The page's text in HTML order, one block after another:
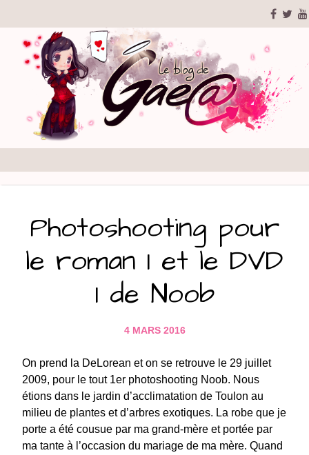
Photoshooting pour
le roman 1 et le DVD
1 de Noob
4 MARS 2016
On prend la DeLorean et on se retrouve le 29 juillet
2009, pour le tout 1er photoshooting Noob. Nous
étions dans le jardin d’acclimatation de Toulon au
milieu de plantes et d’arbres exotiques. La robe que je
porte a été cousue par ma grand-mère et portée par
ma tante à l’occasion du mariage de ma mère. Quand